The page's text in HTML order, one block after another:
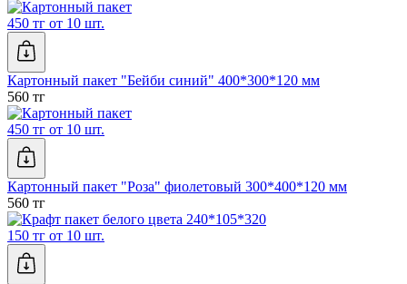
450 тг от 10 шт.
Картонный пакет "Бейби синий" 400*300*120 мм
560 тг
450 тг от 10 шт.
Картонный пакет "Роза" фиолетовый 300*400*120 мм
560 тг
150 тг от 10 шт.